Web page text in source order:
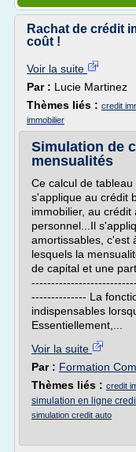
Rachat de crédit
coût !
Voir la suite
Par : Lucie Martinez
Thèmes liés : credit
immobilier
Simulation de
mensualités
Ce calcul de tableau
s'applique au crédit
immobilier, au crédit
personnel...Il
amortissables, c'est
lesquels la
de capital et une
-------------- La
indispensables
Essentiellement,...
Voir la suite
Par : Formation
Thèmes liés : credit
simulation en ligne
simulation credit auto